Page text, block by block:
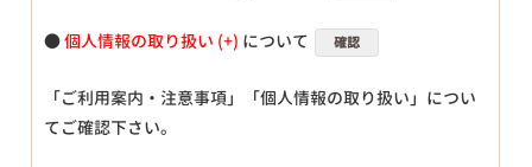
●個人情報の取り扱い について 確認
「ご利用案内・注意事項」「個人情報の取り扱い」につい
てご確認下さい。